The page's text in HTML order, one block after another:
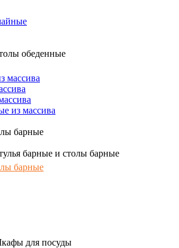
обеденные
массива
из массива
барные
барные и столы барные
барные
для посуды